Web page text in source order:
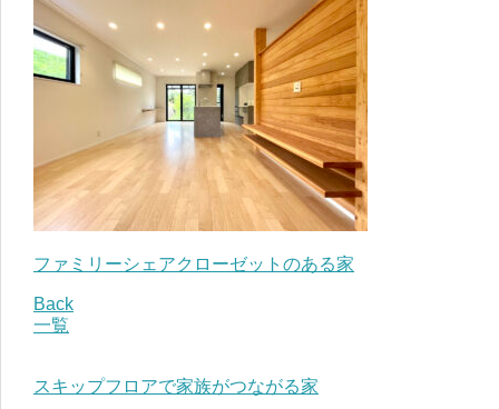
ファミリーシェアクローゼットのある家
Back
一覧
スキップフロアで家族がつながる家